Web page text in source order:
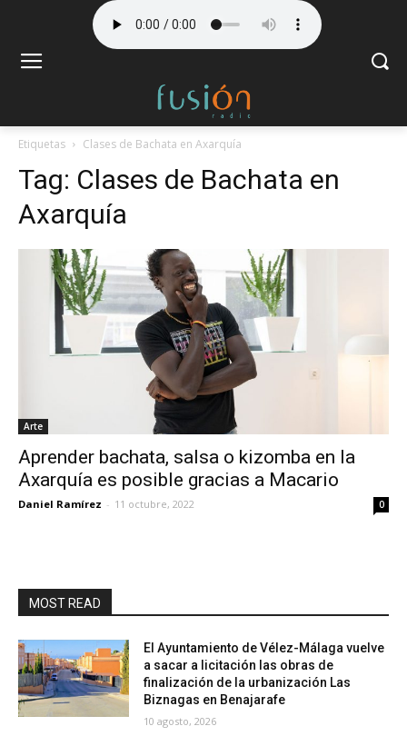
Etiquetas Clases de Bachata en Axarquía
Tag: Clases de Bachata en
Axarquía
Arte
Aprender bachata, salsa o kizomba en la
Axarquía es posible gracias a Macario
Daniel Ramírez - 11 octubre, 2022 0
MOST READ
El Ayuntamiento de Vélez-Málaga vuelve
a sacar a licitación las obras de
finalización de la urbanización Las
Biznagas en Benajarafe
10 agosto, 2026